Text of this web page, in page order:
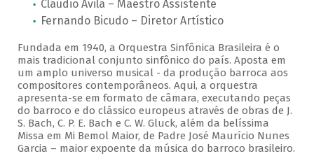
Cláudio Ávila – Maestro Assistente
Fernando Bicudo – Diretor Artístico
Fundada em 1940, a Orquestra Sinfônica Brasileira é o
mais tradicional conjunto sinfônico do país. Aposta em
um amplo universo musical - da produção barroca aos
compositores contemporâneos. Aqui, a orquestra
apresenta-se em formato de câmara, executando peças
do barroco e do clássico europeus através de obras de J.
S. Bach, C. P. E. Bach e C. W. Gluck, além da belíssima
Missa em Mi Bemol Maior, de Padre José Maurício Nunes
Garcia – maior expoente da música do barroco brasileiro.